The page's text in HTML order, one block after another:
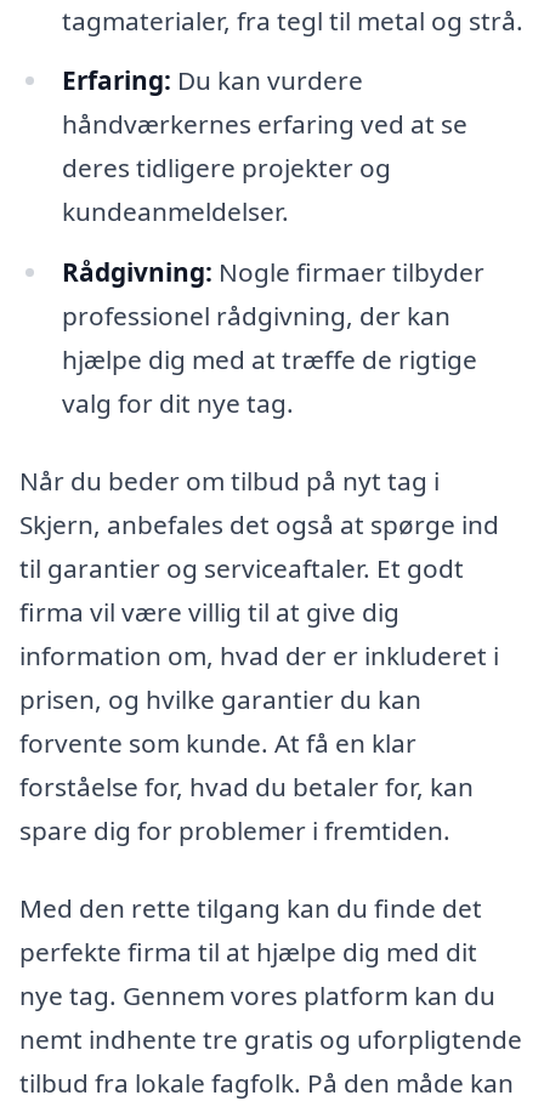
tagmaterialer, fra tegl til metal og strå.
Erfaring: Du kan vurdere
håndværkernes erfaring ved at se
deres tidligere projekter og
kundeanmeldelser.
Rådgivning: Nogle firmaer tilbyder
professionel rådgivning, der kan
hjælpe dig med at træffe de rigtige
valg for dit nye tag.
Når du beder om tilbud på nyt tag i
Skjern, anbefales det også at spørge ind
til garantier og serviceaftaler. Et godt
firma vil være villig til at give dig
information om, hvad der er inkluderet i
prisen, og hvilke garantier du kan
forvente som kunde. At få en klar
forståelse for, hvad du betaler for, kan
spare dig for problemer i fremtiden.
Med den rette tilgang kan du finde det
perfekte firma til at hjælpe dig med dit
nye tag. Gennem vores platform kan du
nemt indhente tre gratis og uforpligtende
tilbud fra lokale fagfolk. På den måde kan